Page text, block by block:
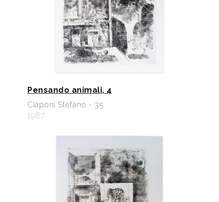
Pensando animali, 4
Ciaponi Stefano - 35
1987